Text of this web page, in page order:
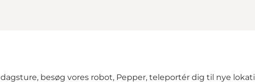
besøg vores robot, Pepper, teleportér dig til nye